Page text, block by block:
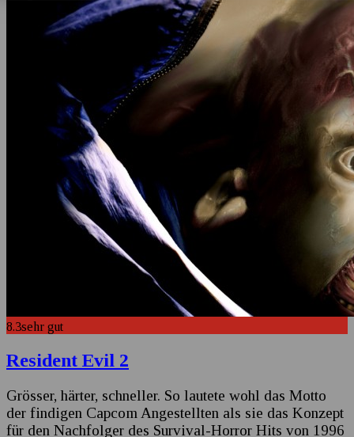
8.3sehr gut
Resident Evil 2
Grösser, härter, schneller. So lautete wohl das Motto
der findigen Capcom Angestellten als sie das Konzept
für den Nachfolger des Survival-Horror Hits von 1996